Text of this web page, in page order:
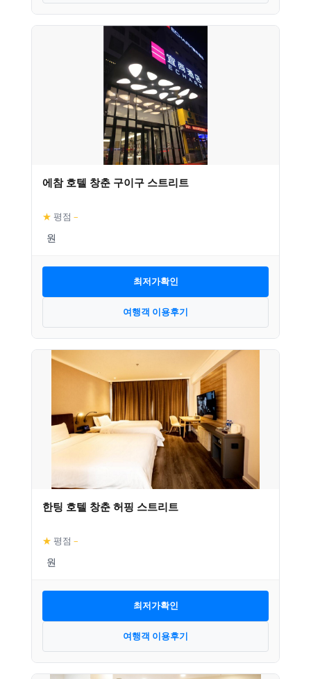
에참 호텔 창춘 구이구 스트리트
★ 평점 –
최저가확인
여행객 이용후기
한팅 호텔 창춘 허핑 스트리트
★ 평점 –
최저가확인
여행객 이용후기